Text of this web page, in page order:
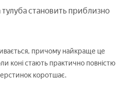
становить приблизно
причому найкраще це
коні стають практично повністю
коротшає.